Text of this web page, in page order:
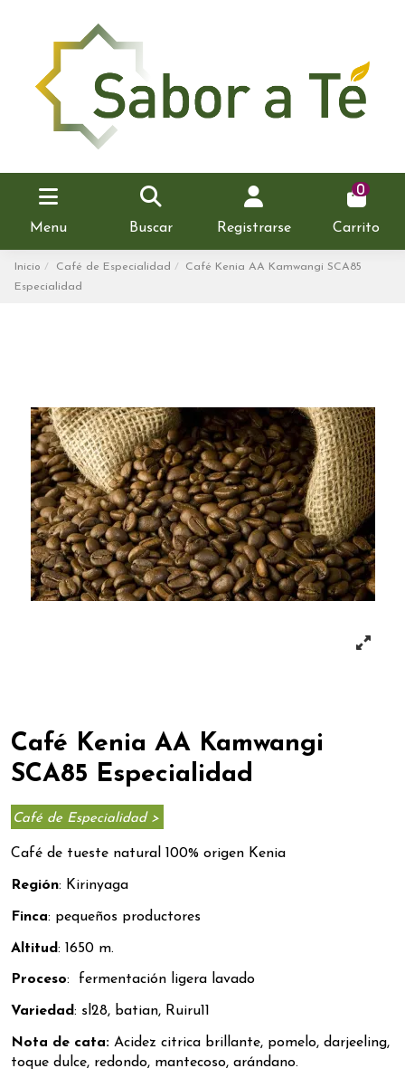
Menu Buscar Registrarse
0
Carrito
Inicio Café de Especialidad
Café Kenia AA Kamwangi SCA85
Especialidad
Café Kenia AA Kamwangi
SCA85 Especialidad
Café de Especialidad >
Café de tueste natural 100% origen Kenia
Región: Kirinyaga
Finca: pequeños productores
Altitud: 1650 m.
Proceso: fermentación ligera lavado
Variedad: sl28, batian, Ruiru11
Nota de cata: Acidez citrica brillante, pomelo, darjeeling,
toque dulce, redondo, mantecoso, arándano.